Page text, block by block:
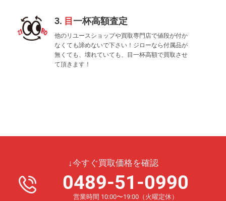
3. 目一杯高額査定
他のリユースショップや買取専門店で値段が付か
なくても諦めないで下さい！ジローなら付属品が
無くても、壊れていても、目一杯高額で買取させ
て頂きます！
↓今すぐ買取価格を確認
0489-51-0990
営業時間 10:00〜19:00（火曜定休）